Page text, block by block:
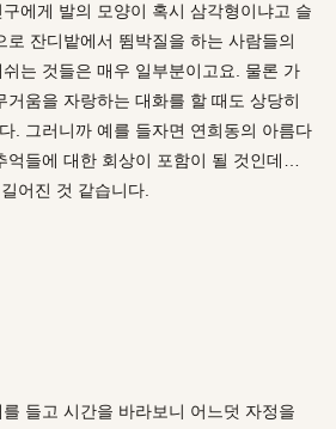
에게 발의 모양이 혹시 삼각형이냐고 슬
로 잔디밭에서 뜀박질을 하는 사람들의
는 것들은 매우 일부분이고요. 물론 가
거움을 자랑하는 대화를 할 때도 상당히
. 그러니까 예를 들자면 연희동의 아름다
억들에 대한 회상이 포함이 될 것인데…
어진 것 같습니다.
들고 시간을 바라보니 어느덧 자정을